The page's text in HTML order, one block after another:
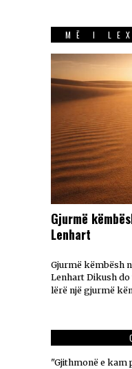
MË I
Gjurmë
Lenhart
Gjurmë këmbësh
Lenhart Dikush do
lërë një gjurmë
"Gjithmonë e